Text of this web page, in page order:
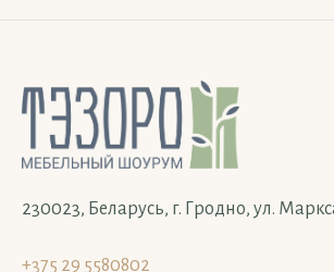
230023, Беларусь, г. Гродно, ул.
+375 29 5580802